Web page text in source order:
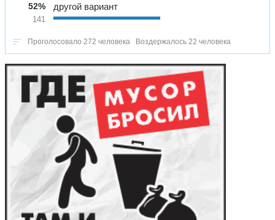
52%
141
другой вариант
Проголосовало 272 человека Воздержалось 22 человека